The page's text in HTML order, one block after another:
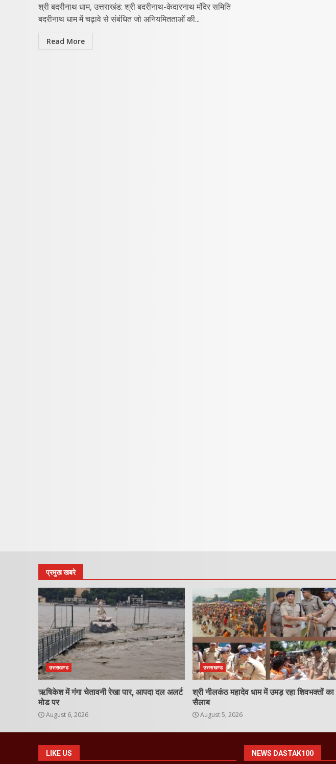
श्री बदरीनाथ धाम, उत्तराखंड: श्री बदरीनाथ-केदारनाथ मंदिर समिति
बदरीनाथ धाम में चढ़ावे से संबंधित जो अनियमितताओं की...
Read More
प्रमुख खबरे
उत्तराखण्ड
ऋषिकेश में गंगा चेतावनी रेखा पार, आपदा दल अलर्ट
मोड पर
August 6, 2026
उत्तराखण्ड
श्री नीलकंठ महादेव धाम में उमड़ रहा शिवभक्तों का
सैलाब
August 5, 2026
LIKE US NEWS DASTAK100